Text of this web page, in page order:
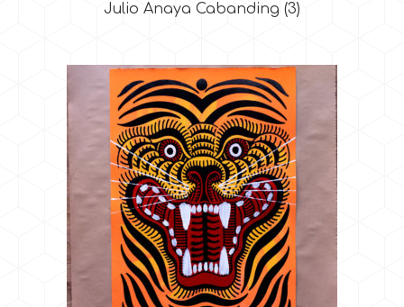
Julio Anaya Cabanding (3)